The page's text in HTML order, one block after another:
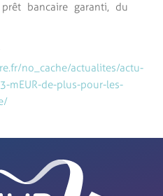
bancaire garanti, du
no_cache/actualites/actu-
mEUR-de-plus-pour-les-